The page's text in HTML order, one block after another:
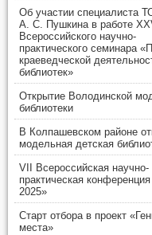
Об участии специалиста
А. С. Пушкина в работе
Всероссийского научно-
практического семинара
краеведческой
библиотек»
Открытие Володинской
библиотеки
В Колпашевском районе
модельная детская
VII Всероссийская научно-
практическая
2025»
Старт отбора в проект
места»